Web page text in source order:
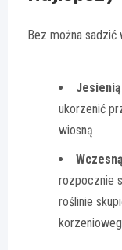
Bez można
Jesienią
ukorzenić
wiosną
rozpocznie
roślinie